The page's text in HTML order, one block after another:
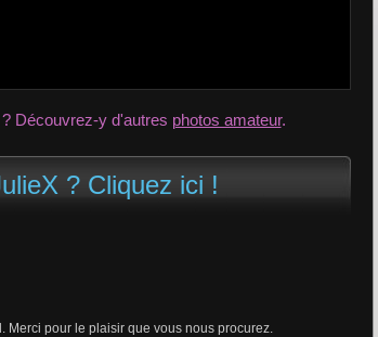
? Découvrez-y d'autres photos amateur.
? Cliquez ici !
Merci pour le plaisir que vous nous procurez.